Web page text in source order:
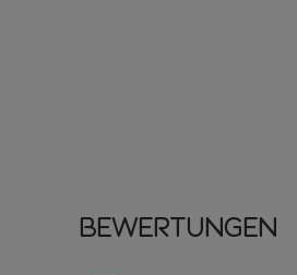
Bewertungen